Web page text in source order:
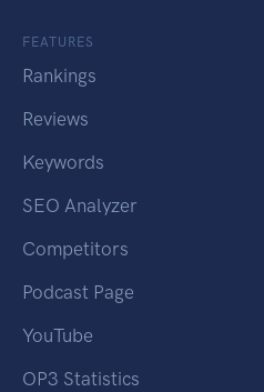
FEATURES
Rankings
Reviews
Keywords
SEO Analyzer
Competitors
Podcast Page
YouTube
OP3 Statistics